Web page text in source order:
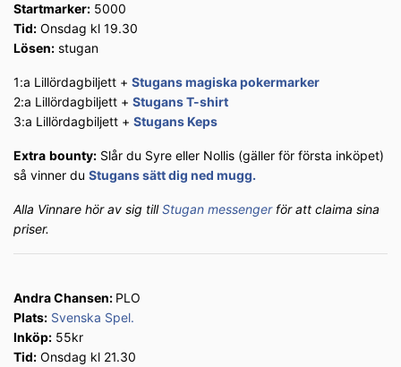
Startmarker: 5000
Tid: Onsdag kl 19.30
Lösen: stugan
1:a Lillördagbiljett + Stugans magiska pokermarker
2:a Lillördagbiljett + Stugans T-shirt
3:a Lillördagbiljett + Stugans Keps
Extra bounty: Slår du Syre eller Nollis (gäller för första inköpet)
så vinner du Stugans sätt dig ned mugg.
Alla Vinnare hör av sig tillStugan messengerför att claima sina
priser.
Andra Chansen: PLO
Plats: Svenska Spel.
Inköp: 55kr
Tid: Onsdag kl 21.30